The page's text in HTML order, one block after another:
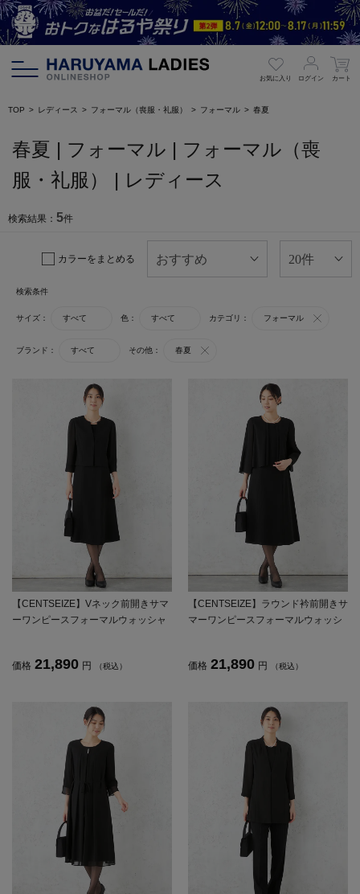
お気に入り ログイン カート
TOP レディース フォーマル（喪服・礼服） フォーマル 春夏
春夏 | フォーマル | フォーマル（喪
服・礼服） | レディース
検索結果： 5件
カラーをまとめる
検索条件
サイズ： すべて 色： すべて カテゴリ： フォーマル
ブランド： すべて その他： 春夏
【CENTSEIZE】Vネック前開きサマ
ーワンピースフォーマルウォッシャ
価格 21,890 円 （税込）
【CENTSEIZE】ラウンド衿前開きサ
マーワンピースフォーマルウォッシ
価格 21,890 円 （税込）